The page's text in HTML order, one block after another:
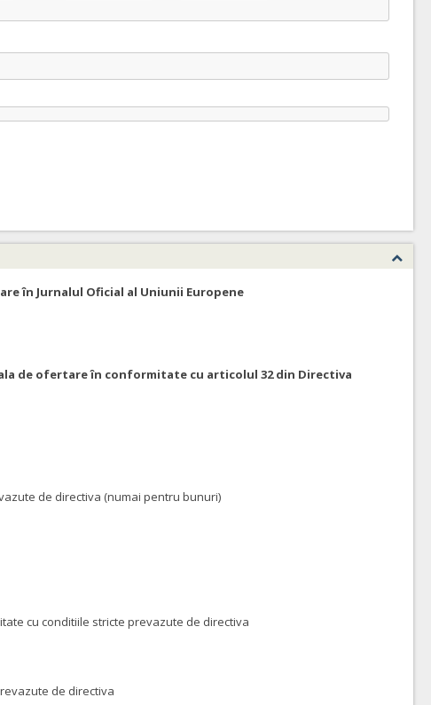
în Jurnalul Oficial al Uniunii Europene
de ofertare în conformitate cu articolul 32 din Directiva
de directiva (numai pentru bunuri)
cu conditiile stricte prevazute de directiva
de directiva